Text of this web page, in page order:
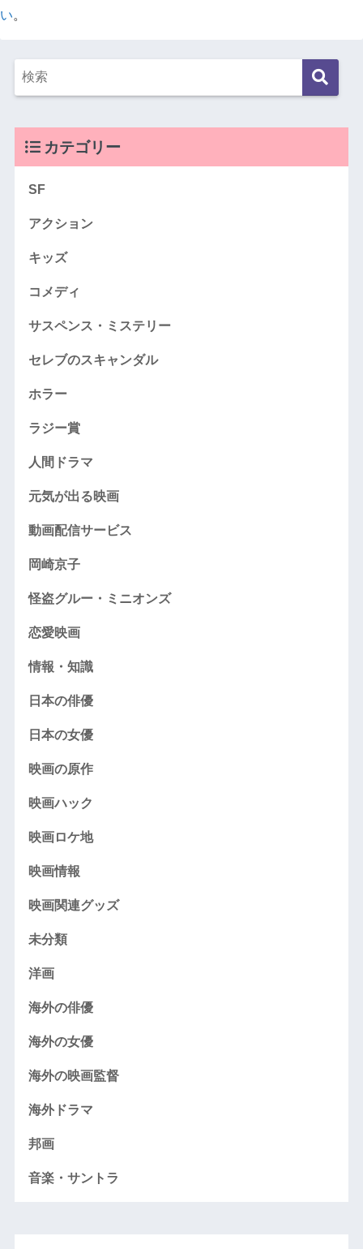
い。
カテゴリー
SF
アクション
キッズ
コメディ
サスペンス・ミステリー
セレブのスキャンダル
ホラー
ラジー賞
人間ドラマ
元気が出る映画
動画配信サービス
岡崎京子
怪盗グルー・ミニオンズ
恋愛映画
情報・知識
日本の俳優
日本の女優
映画の原作
映画ハック
映画ロケ地
映画情報
映画関連グッズ
未分類
洋画
海外の俳優
海外の女優
海外の映画監督
海外ドラマ
邦画
音楽・サントラ